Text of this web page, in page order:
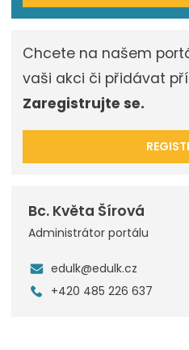
Chcete na našem
vaši akci či přidávat
Zaregistrujte se.
Bc. Květa Šírová
Administrátor portálu
edulk@edulk.cz
+420 485 226 637